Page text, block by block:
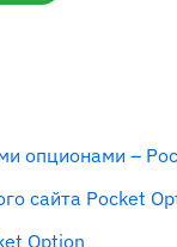
опционами –
сайта Pocket
Option